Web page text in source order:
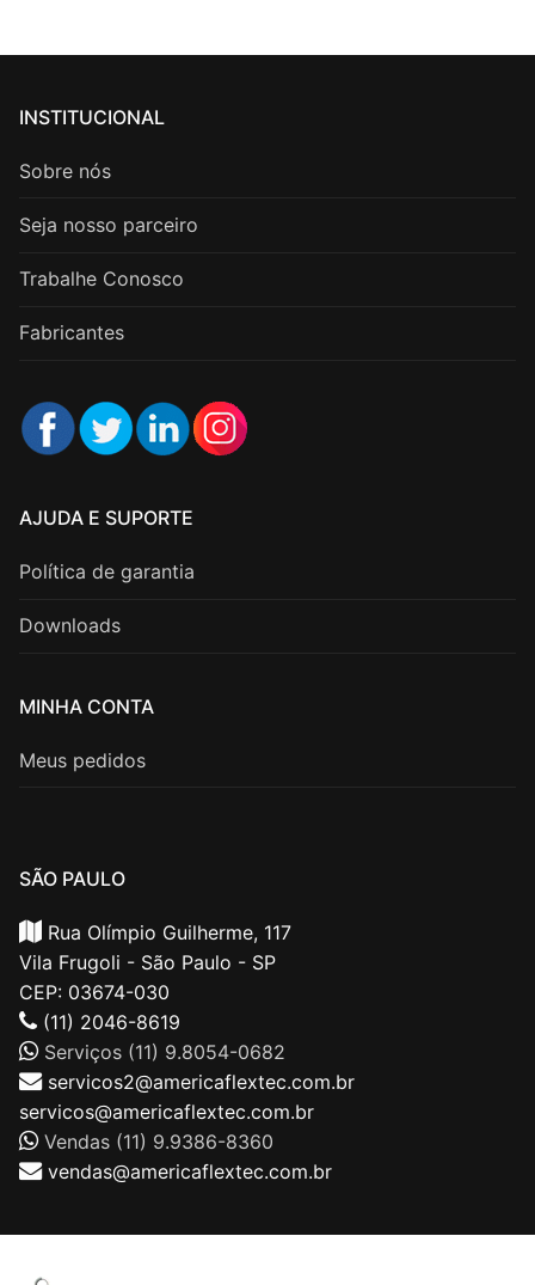
INSTITUCIONAL
Sobre nós
Seja nosso parceiro
Trabalhe Conosco
Fabricantes
AJUDA E SUPORTE
Política de garantia
Downloads
MINHA CONTA
Meus pedidos
SÃO PAULO
Rua Olímpio Guilherme, 117
Vila Frugoli - São Paulo - SP
CEP: 03674-030
(11) 2046-8619
Serviços (11) 9.8054-0682
servicos2@americaflextec.com.br
servicos@americaflextec.com.br
Vendas (11) 9.9386-8360
vendas@americaflextec.com.br